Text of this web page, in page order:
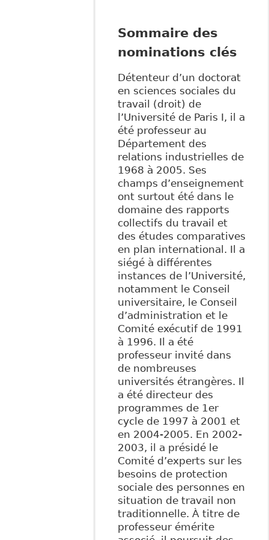
Sommaire des
nominations clés
Détenteur d’un doctorat
en sciences sociales du
travail (droit) de
l’Université de Paris I, il a
été professeur au
Département des
relations industrielles de
1968 à 2005. Ses
champs d’enseignement
ont surtout été dans le
domaine des rapports
collectifs du travail et
des études comparatives
en plan international. Il a
siégé à différentes
instances de l’Université,
notamment le Conseil
universitaire, le Conseil
d’administration et le
Comité exécutif de 1991
à 1996. Il a été
professeur invité dans
de nombreuses
universités étrangères. Il
a été directeur des
programmes de 1er
cycle de 1997 à 2001 et
en 2004-2005. En 2002-
2003, il a présidé le
Comité d’experts sur les
besoins de protection
sociale des personnes en
situation de travail non
traditionnelle. À titre de
professeur émérite